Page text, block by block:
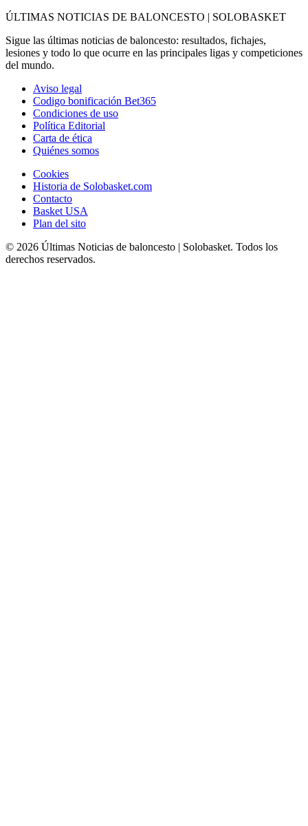
ÚLTIMAS NOTICIAS DE BALONCESTO | SOLOBASKET
Sigue las últimas noticias de baloncesto: resultados, fichajes,
lesiones y todo lo que ocurre en las principales ligas y competiciones
del mundo.
Aviso legal
Codigo bonificación Bet365
Condiciones de uso
Política Editorial
Carta de ética
Quiénes somos
Cookies
Historia de Solobasket.com
Contacto
Basket USA
Plan del sito
© 2026 Últimas Noticias de baloncesto | Solobasket. Todos los
derechos reservados.